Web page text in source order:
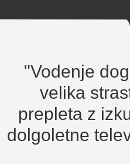
"Vodenje
velika
prepleta z
dolgoletne